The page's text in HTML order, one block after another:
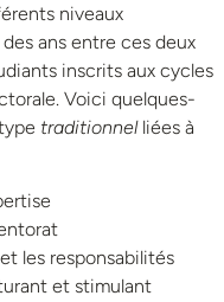
niveaux
ans entre ces deux
inscrits aux cycles
Voici quelques-
traditionnel liées à
les responsabilités
et stimulant